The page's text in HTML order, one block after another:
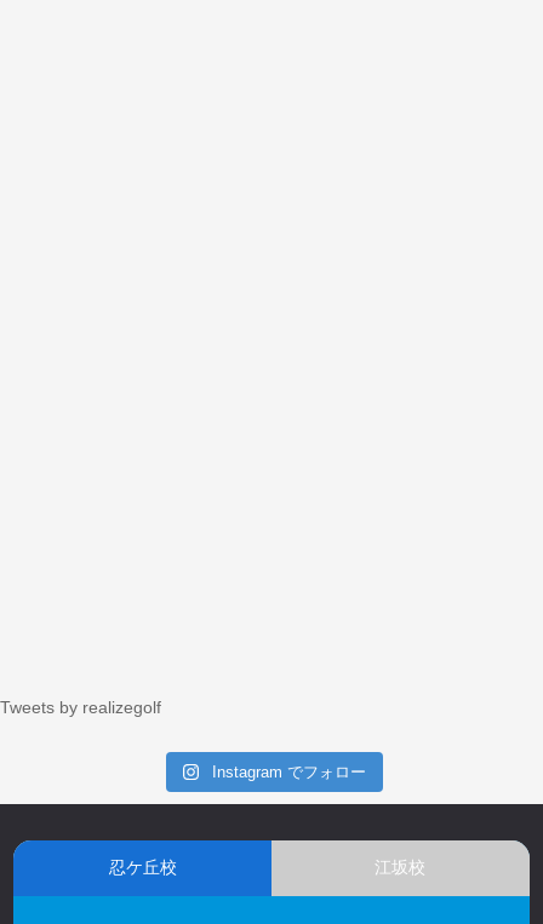
Tweets by realizegolf
Instagram でフォロー
忍ケ丘校 江坂校